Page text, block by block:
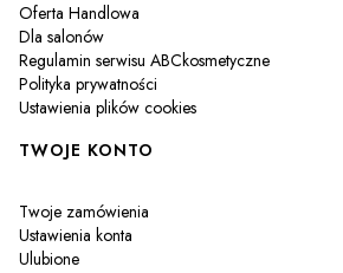
Oferta Handlowa
Dla salonów
Regulamin serwisu ABCkosmetyczne
Polityka prywatności
Ustawienia plików cookies
TWOJE KONTO
Twoje zamówienia
Ustawienia konta
Ulubione